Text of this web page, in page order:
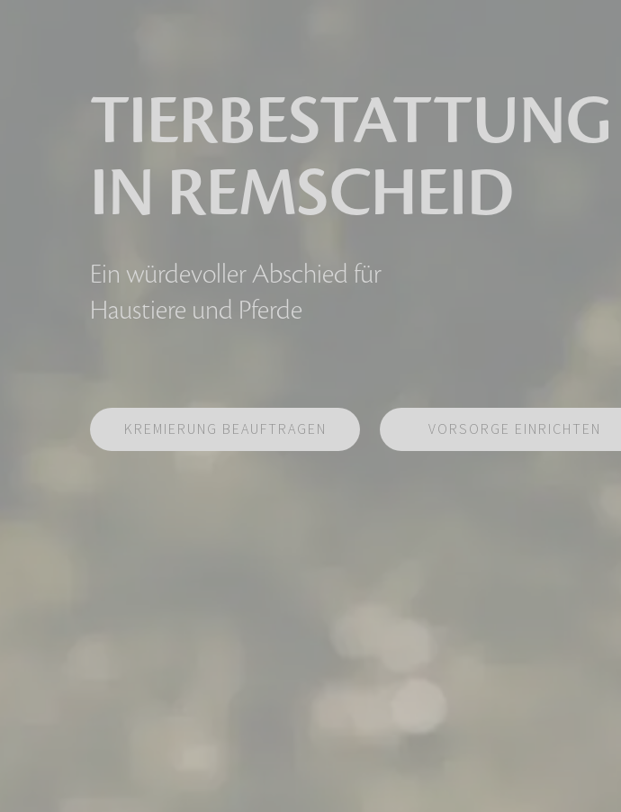
TIERBESTATTUNG
IN REMSCHEID
Ein würdevoller Abschied für
Haustiere und Pferde
KREMIERUNG BEAUFTRAGEN VORSORGE EINRICHTEN